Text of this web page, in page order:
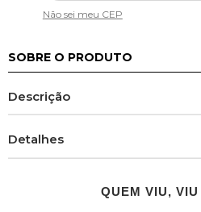
Não sei meu CEP
SOBRE O PRODUTO
Descrição
Detalhes
QUEM VIU,